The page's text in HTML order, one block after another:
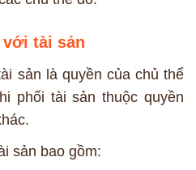
với tài sản
sản là quyền của chủ thể
phối tài sản thuộc quyền
sản bao gồm: